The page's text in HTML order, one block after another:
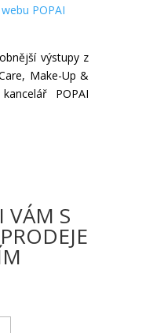
webu POPAI
výstupy z
Make-Up &
POPAI
VÁM S